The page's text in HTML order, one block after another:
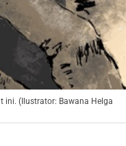
ini. (Ilustrator: Bawana Helga